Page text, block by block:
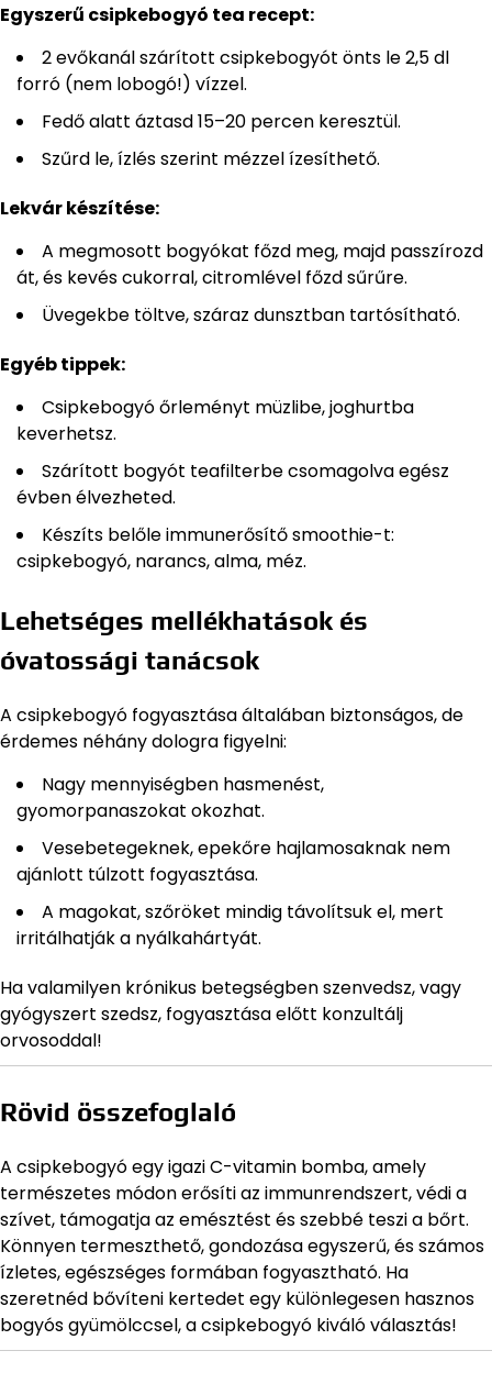
Egyszerű csipkebogyó tea recept:
2 evőkanál szárított csipkebogyót önts le 2,5 dl
forró (nem lobogó!) vízzel.
Fedő alatt áztasd 15–20 percen keresztül.
Szűrd le, ízlés szerint mézzel ízesíthető.
Lekvár készítése:
A megmosott bogyókat főzd meg, majd passzírozd
át, és kevés cukorral, citromlével főzd sűrűre.
Üvegekbe töltve, száraz dunsztban tartósítható.
Egyéb tippek:
Csipkebogyó őrleményt müzlibe, joghurtba
keverhetsz.
Szárított bogyót teafilterbe csomagolva egész
évben élvezheted.
Készíts belőle immunerősítő smoothie-t:
csipkebogyó, narancs, alma, méz.
Lehetséges mellékhatások és
óvatossági tanácsok
A csipkebogyó fogyasztása általában biztonságos, de
érdemes néhány dologra figyelni:
Nagy mennyiségben hasmenést,
gyomorpanaszokat okozhat.
Vesebetegeknek, epekőre hajlamosaknak nem
ajánlott túlzott fogyasztása.
A magokat, szőröket mindig távolítsuk el, mert
irritálhatják a nyálkahártyát.
Ha valamilyen krónikus betegségben szenvedsz, vagy
gyógyszert szedsz, fogyasztása előtt konzultálj
orvosoddal!
Rövid összefoglaló
A csipkebogyó egy igazi C-vitamin bomba, amely
természetes módon erősíti az immunrendszert, védi a
szívet, támogatja az emésztést és szebbé teszi a bőrt.
Könnyen termeszthető, gondozása egyszerű, és számos
ízletes, egészséges formában fogyasztható. Ha
szeretnéd bővíteni kertedet egy különlegesen hasznos
bogyós gyümölccsel, a csipkebogyó kiváló választás!